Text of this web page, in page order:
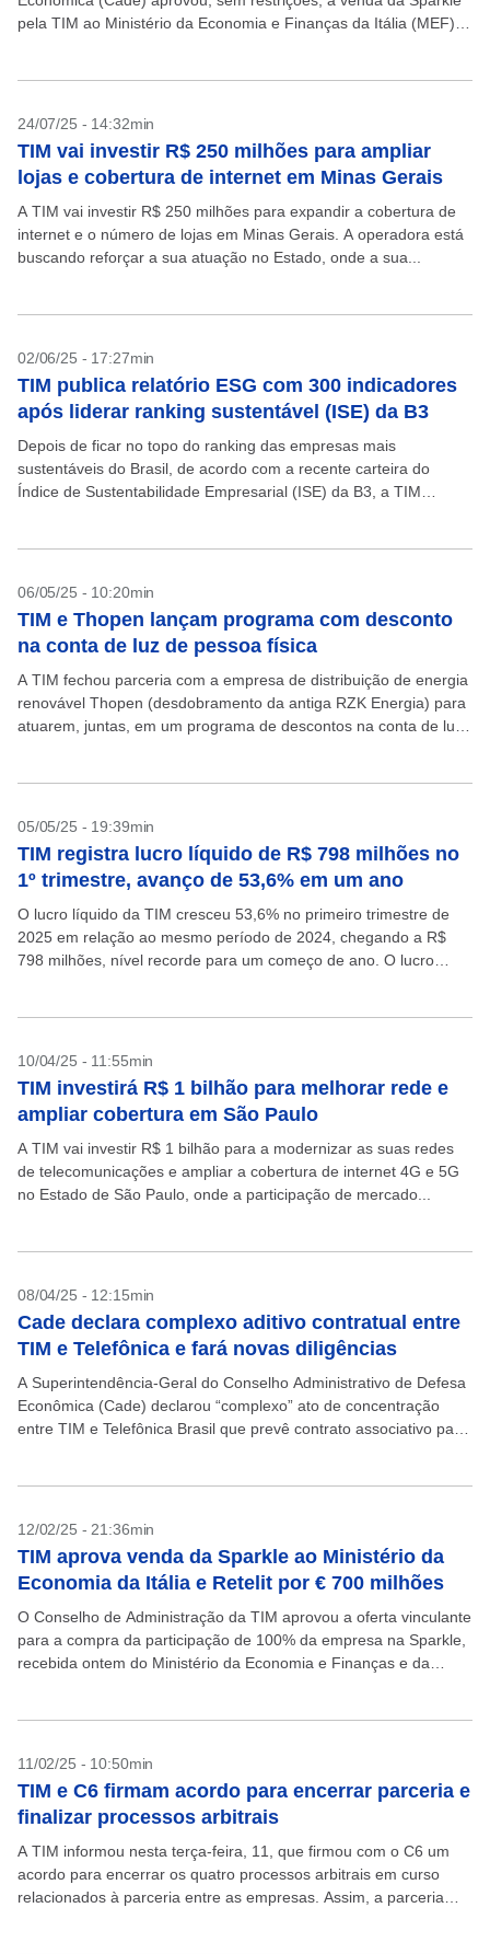
pela TIM ao Ministério da Economia e Finanças da Itália (MEF) e
24/07/25 - 14:32min
TIM vai investir R$ 250 milhões para ampliar
lojas e cobertura de internet em Minas Gerais
A TIM vai investir R$ 250 milhões para expandir a cobertura de
internet e o número de lojas em Minas Gerais. A operadora está
buscando reforçar a sua atuação no Estado, onde a sua...
02/06/25 - 17:27min
TIM publica relatório ESG com 300 indicadores
após liderar ranking sustentável (ISE) da B3
Depois de ficar no topo do ranking das empresas mais
sustentáveis do Brasil, de acordo com a recente carteira do
Índice de Sustentabilidade Empresarial (ISE) da B3, a TIM
06/05/25 - 10:20min
TIM e Thopen lançam programa com desconto
na conta de luz de pessoa física
A TIM fechou parceria com a empresa de distribuição de energia
renovável Thopen (desdobramento da antiga RZK Energia) para
atuarem, juntas, em um programa de descontos na conta de luz
05/05/25 - 19:39min
TIM registra lucro líquido de R$ 798 milhões no
1º trimestre, avanço de 53,6% em um ano
O lucro líquido da TIM cresceu 53,6% no primeiro trimestre de
2025 em relação ao mesmo período de 2024, chegando a R$
798 milhões, nível recorde para um começo de ano. O lucro
10/04/25 - 11:55min
TIM investirá R$ 1 bilhão para melhorar rede e
ampliar cobertura em São Paulo
A TIM vai investir R$ 1 bilhão para a modernizar as suas redes
de telecomunicações e ampliar a cobertura de internet 4G e 5G
no Estado de São Paulo, onde a participação de mercado...
08/04/25 - 12:15min
Cade declara complexo aditivo contratual entre
TIM e Telefônica e fará novas diligências
A Superintendência-Geral do Conselho Administrativo de Defesa
Econômica (Cade) declarou “complexo” ato de concentração
entre TIM e Telefônica Brasil que prevê contrato associativo para
12/02/25 - 21:36min
TIM aprova venda da Sparkle ao Ministério da
Economia da Itália e Retelit por € 700 milhões
O Conselho de Administração da TIM aprovou a oferta vinculante
para a compra da participação de 100% da empresa na Sparkle,
recebida ontem do Ministério da Economia e Finanças e da
11/02/25 - 10:50min
TIM e C6 firmam acordo para encerrar parceria e
finalizar processos arbitrais
A TIM informou nesta terça-feira, 11, que firmou com o C6 um
acordo para encerrar os quatro processos arbitrais em curso
relacionados à parceria entre as empresas. Assim, a parceria